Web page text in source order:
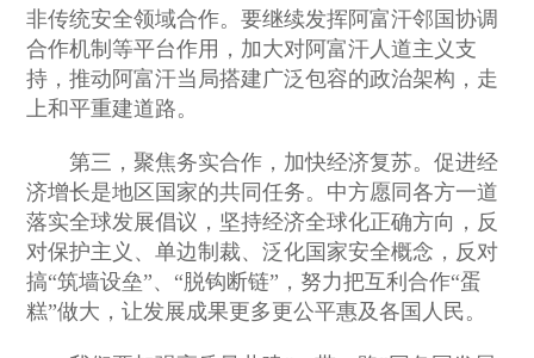
非传统安全领域合作。要继续发挥阿富汗邻国协调
合作机制等平台作用，加大对阿富汗人道主义支
持，推动阿富汗当局搭建广泛包容的政治架构，走
上和平重建道路。
第三，聚焦务实合作，加快经济复苏。促进经
济增长是地区国家的共同任务。中方愿同各方一道
落实全球发展倡议，坚持经济全球化正确方向，反
对保护主义、单边制裁、泛化国家安全概念，反对
搞“筑墙设垒”、“脱钩断链”，努力把互利合作“蛋
糕”做大，让发展成果更多更公平惠及各国人民。